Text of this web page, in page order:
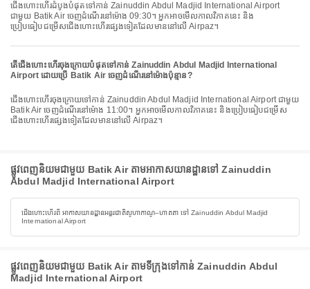
ជើងហោះហើរដំបូងបំផុតទៅកាន់ Zainuddin Abdul Madjid International Airport
ជាមួយ Batik Air ចេញដំណើរនៅម៉ោង 09:30។ អ្នកអាចមើលកាលវិភាគនេះ និង
ប្រៀបធៀបជម្រើសជើងហោះហើរផ្សេងទៀតដែលមាននៅលើ Airpaz។
តើជើងហោះហើរចុងក្រោយបំផុតទៅកាន់ Zainuddin Abdul Madjid International
Airport ដោយប្រើ Batik Air ចេញដំណើរនៅម៉ោងប៉ុន្មាន?
ជើងហោះហើរចុងក្រោយទៅកាន់ Zainuddin Abdul Madjid International Airport ជាមួយ
Batik Air ចេញដំណើរនៅម៉ោង 11:00។ អ្នកអាចមើលកាលវិភាគនេះ និងប្រៀបធៀបជម្រើស
ជើងហោះហើរផ្សេងទៀតដែលមាននៅលើ Airpaz។
ផ្លូវពេញនិយមជាមួយ Batik Air តាមអាកាសយានដ្ឋានទៅ Zainuddin
Abdul Madjid International Airport
ជើងហោះហើរពី អាកាសយានដ្ឋានអន្តរជាតិសូហាកាណូ–ហាតតា ទៅ Zainuddin Abdul Madjid
International Airport
ផ្លូវពេញនិយមជាមួយ Batik Air តាមទីក្រុងទៅកាន់ Zainuddin Abdul
Madjid International Airport